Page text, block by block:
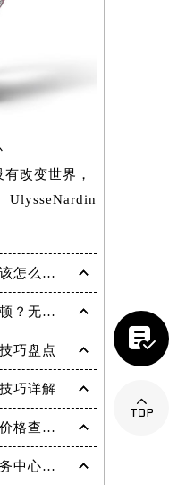
改变世界，
UlysseNardin
雅典手表表蒙碎了应该怎么处理？（处理办法）
雅典机械腕表表冠卡顿？无法旋转调试的紧急解决妙招
巧盘点
巧详解
雅典官方服务项目及价格查询｜全新电话和完整地址权威信息通知（2026年6月最新）
雅典中国官方售后服务中心｜详细地址与维修热线权威信息公示（2026年7月最新）

